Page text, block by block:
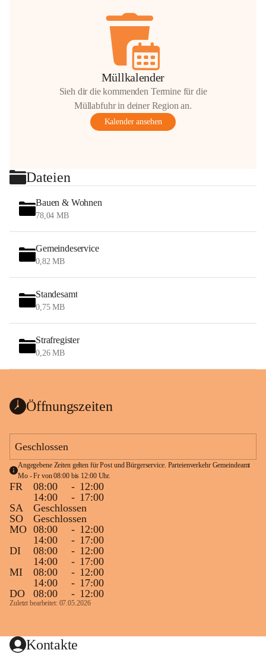
Müllkalender
Sieh dir die kommenden Termine für die
Müllabfuhr in deiner Region an.
Kalender ansehen
Dateien
Bauen & Wohnen
78,04 MB
Gemeindeservice
0,82 MB
Standesamt
0,75 MB
Strafregister
0,26 MB
Öffnungszeiten
Geschlossen
Angegebene Zeiten gelten für Post und Bürgerservice. Parteienverkehr Gemeindeamt
Mo - Fr von 08:00 bis 12:00 Uhr.
FR 08:00 - 12:00
14:00
- 17:00
SA
Geschlossen
SO
Geschlossen
MO 08:00 - 12:00
14:00
- 17:00
DI
08:00 - 12:00
14:00
- 17:00
MI
08:00 - 12:00
14:00
- 17:00
DO
08:00 - 12:00
Zuletzt bearbeitet: 07.05.2026
Kontakte